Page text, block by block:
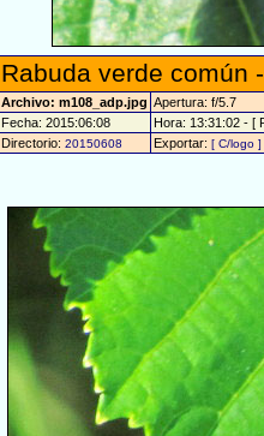
Rabuda verde común
Archivo: m108_adp.jpg Apertura: f/5.7
Fecha: 2015:06:08
Hora: 13:31:02 - [
Directorio: 20150608 Exportar: [ C/logo ]